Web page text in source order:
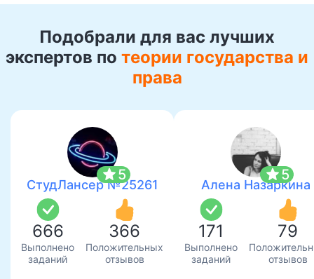
Подобрали для вас лучших
экспертов по теории государства и
права
star5
СтудЛансер №25261
666
Выполнено
заданий
366
Положительных
отзывов
star5
Алена Назаркина
171
Выполнено
заданий
79
отзывов